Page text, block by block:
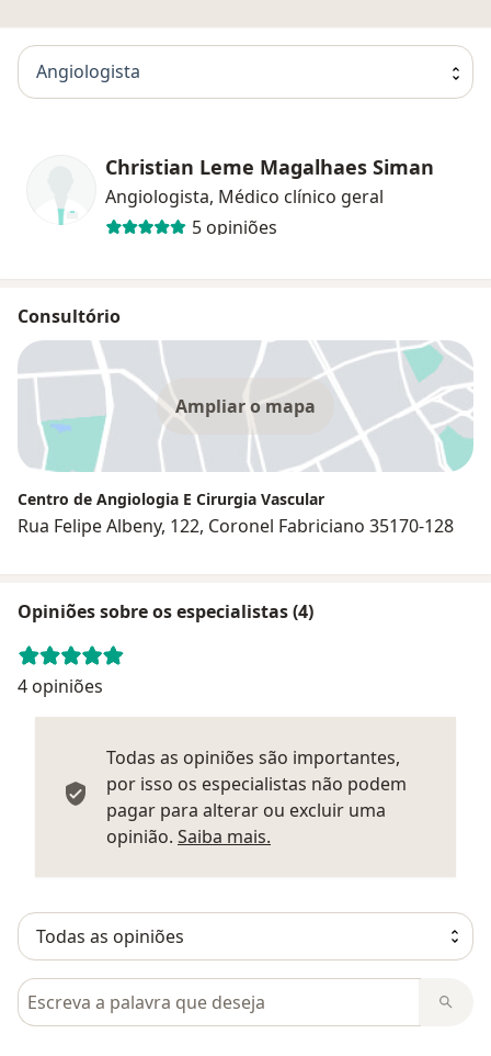
Angiologista
Christian Leme Magalhaes Siman
Angiologista, Médico clínico geral
5 opiniões
Consultório
Ampliar o mapa
Centro de Angiologia E Cirurgia Vascular
Rua Felipe Albeny, 122, Coronel Fabriciano 35170-128
Opiniões sobre os especialistas (4)
4 opiniões
Todas as opiniões são importantes,
por isso os especialistas não podem
pagar para alterar ou excluir uma
opinião. Saiba mais.
Pesquisar em opiniões